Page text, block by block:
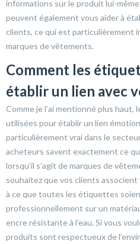
informations sur le produit lui-même
peuvent également vous aider à
clients, ce qui est particulièrement
marques de vêtements.
Comment les
établir un lien avec
Comme je l’ai mentionné plus
utilisées pour établir un lien
particulièrement vrai dans le
acheteurs savent exactement ce
lorsqu’il s’agit de marques de
souhaitez que vos clients
à ce que toutes les étiquettes
professionnellement sur un
encre résistante à l’eau. Si vous
produits sont respectueux de